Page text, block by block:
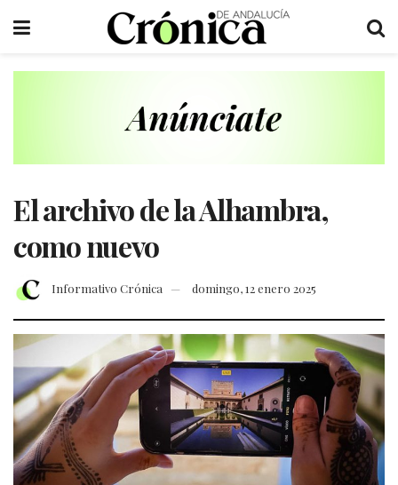
El archivo de la Alhambra,
como nuevo
Informativo Crónica domingo, 12 enero 2025